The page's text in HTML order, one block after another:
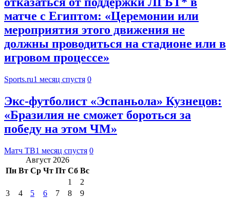
матче с Египтом: «Церемонии или
мероприятия этого движения не
должны проводиться на стадионе или в
игровом процессе»
Sports.ru1 месяц спустя 0
Экс‑футболист «Эспаньола» Кузнецов:
«Бразилия не сможет бороться за
победу на этом ЧМ»
Матч ТВ1 месяц спустя 0
Август 2026
Пн Вт Ср Чт Пт Сб Вс
1
2
3
4 5 6 7 8
9